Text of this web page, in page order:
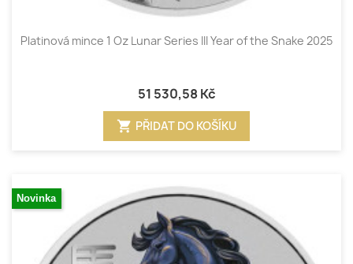
Platinová mince 1 Oz Lunar Series III Year of the Snake 2025
51 530,58 Kč
shopping_cart PŘIDAT DO KOŠÍKU
Novinka